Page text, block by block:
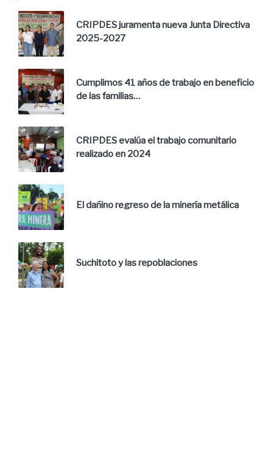
CRIPDES juramenta nueva Junta Directiva
2025-2027
Cumplimos 41 años de trabajo en beneficio
de las familias…
CRIPDES evalúa el trabajo comunitario
realizado en 2024
El dañino regreso de la minería metálica
Suchitoto y las repoblaciones